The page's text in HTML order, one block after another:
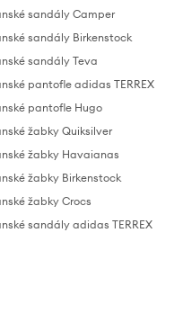
sandály Camper
sandály Birkenstock
sandály Teva
pantofle adidas TERREX
pantofle Hugo
žabky Quiksilver
žabky Havaianas
žabky Birkenstock
žabky Crocs
sandály adidas TERREX